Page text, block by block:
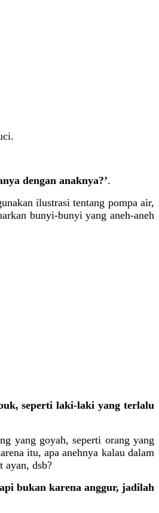
dengan anaknya?’.
ilustrasi tentang pompa air,
bunyi-bunyi yang aneh-aneh
seperti laki-laki yang terlalu
yang goyah, seperti orang yang
itu, apa anehnya kalau dalam
ayan, dsb?
bukan karena anggur, jadilah